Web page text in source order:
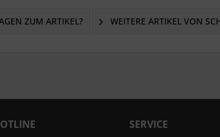
ZUM ARTIKEL? WEITERE ARTIKEL VON
SERVICE